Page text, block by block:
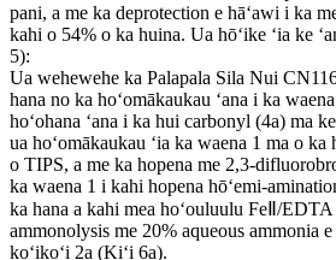
pani, a me ka deprotection e hāʻawi i ka
kahi o 54% o ka huina. Ua hōʻike ʻia ke
5):
Ua wehewehe ka Palapala Sila Nui
hana no ka hoʻomākaukau ʻana i ka
hoʻohana ʻana i ka hui carbonyl (4a) ma
ua hoʻomākaukau ʻia ka waena 1 ma o ka
o TIPS, a me ka hopena me 2,3-
ka waena 1 i kahi hopena hōʻemi-
ka hana a kahi mea hoʻouluulu FeⅡ/
ammonolysis me 20% aqueous ammonia
koʻikoʻi 2a (Kiʻi 6a).